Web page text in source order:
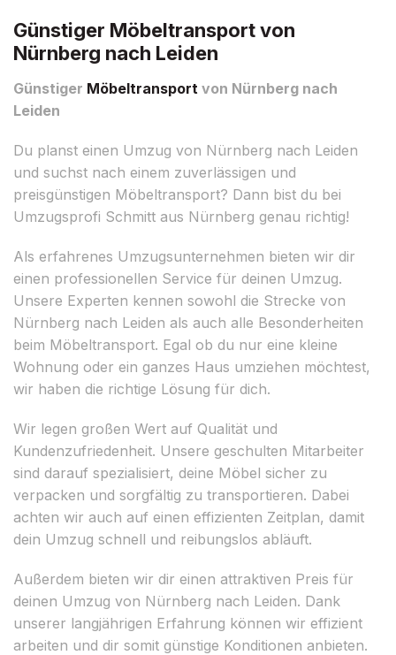
Günstiger Möbeltransport von
Nürnberg nach Leiden
Günstiger Möbeltransport von Nürnberg nach
Leiden
Du planst einen Umzug von Nürnberg nach Leiden
und suchst nach einem zuverlässigen und
preisgünstigen Möbeltransport? Dann bist du bei
Umzugsprofi Schmitt aus Nürnberg genau richtig!
Als erfahrenes Umzugsunternehmen bieten wir dir
einen professionellen Service für deinen Umzug.
Unsere Experten kennen sowohl die Strecke von
Nürnberg nach Leiden als auch alle Besonderheiten
beim Möbeltransport. Egal ob du nur eine kleine
Wohnung oder ein ganzes Haus umziehen möchtest,
wir haben die richtige Lösung für dich.
Wir legen großen Wert auf Qualität und
Kundenzufriedenheit. Unsere geschulten Mitarbeiter
sind darauf spezialisiert, deine Möbel sicher zu
verpacken und sorgfältig zu transportieren. Dabei
achten wir auch auf einen effizienten Zeitplan, damit
dein Umzug schnell und reibungslos abläuft.
Außerdem bieten wir dir einen attraktiven Preis für
deinen Umzug von Nürnberg nach Leiden. Dank
unserer langjährigen Erfahrung können wir effizient
arbeiten und dir somit günstige Konditionen anbieten.